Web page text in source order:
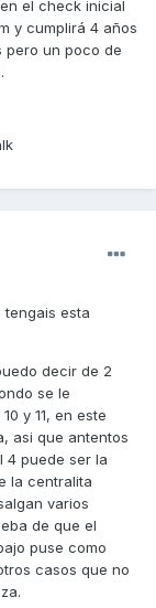
el check inicial
y cumplirá 4 años
pero un poco de
tengais esta
decir de 2
se le
y 11, en este
asi que antentos
4 puede ser la
la centralita
varios
de que el
puse como
casos que no